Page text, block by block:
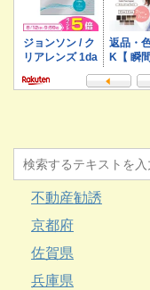
不動産勧誘
京都府
佐賀県
兵庫県